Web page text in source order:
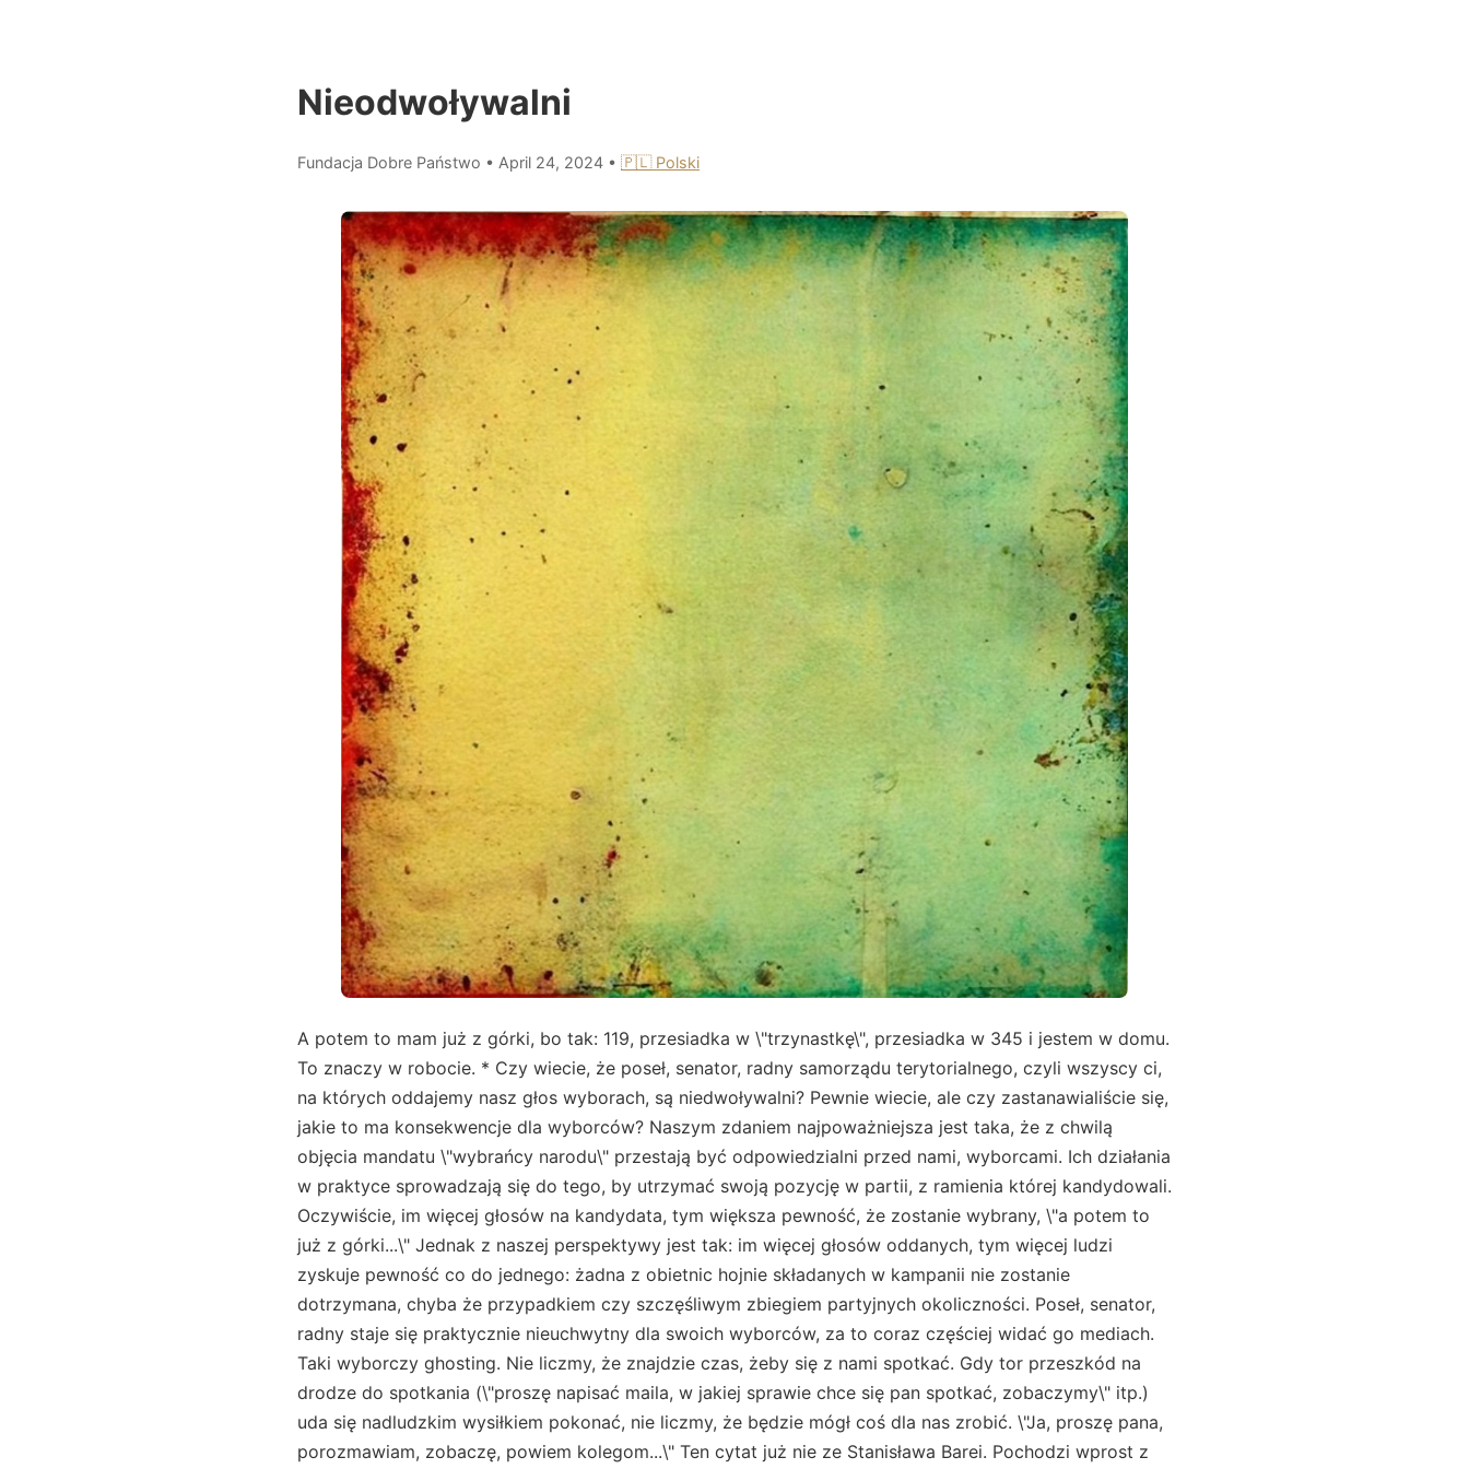
Nieodwoływalni
Fundacja Dobre Państwo • April 24, 2024 • 🇵🇱 Polski
A potem to mam już z górki, bo tak: 119, przesiadka w \"trzynastkę\", przesiadka w 345 i jestem w domu.
To znaczy w robocie. * Czy wiecie, że poseł, senator, radny samorządu terytorialnego, czyli wszyscy ci,
na których oddajemy nasz głos wyborach, są niedwoływalni? Pewnie wiecie, ale czy zastanawialiście się,
jakie to ma konsekwencje dla wyborców? Naszym zdaniem najpoważniejsza jest taka, że z chwilą
objęcia mandatu \"wybrańcy narodu\" przestają być odpowiedzialni przed nami, wyborcami. Ich działania
w praktyce sprowadzają się do tego, by utrzymać swoją pozycję w partii, z ramienia której kandydowali.
Oczywiście, im więcej głosów na kandydata, tym większa pewność, że zostanie wybrany, \"a potem to
już z górki...\" Jednak z naszej perspektywy jest tak: im więcej głosów oddanych, tym więcej ludzi
zyskuje pewność co do jednego: żadna z obietnic hojnie składanych w kampanii nie zostanie
dotrzymana, chyba że przypadkiem czy szczęśliwym zbiegiem partyjnych okoliczności. Poseł, senator,
radny staje się praktycznie nieuchwytny dla swoich wyborców, za to coraz częściej widać go mediach.
Taki wyborczy ghosting. Nie liczmy, że znajdzie czas, żeby się z nami spotkać. Gdy tor przeszkód na
drodze do spotkania (\"proszę napisać maila, w jakiej sprawie chce się pan spotkać, zobaczymy\" itp.)
uda się nadludzkim wysiłkiem pokonać, nie liczmy, że będzie mógł coś dla nas zrobić. \"Ja, proszę pana,
porozmawiam, zobaczę, powiem kolegom...\" Ten cytat już nie ze Stanisława Barei. Pochodzi wprost z